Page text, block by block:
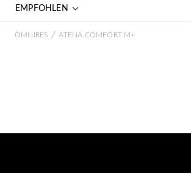
EMPFOHLEN
OMNIRES / ATENA COMFORT M+